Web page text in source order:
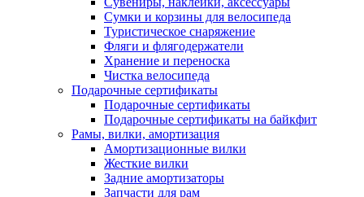
Сумки и корзины для велосипеда
Туристическое снаряжение
Фляги и флягодержатели
Хранение и переноска
Чистка велосипеда
Подарочные сертификаты
Подарочные сертификаты
Подарочные сертификаты на байкфит
Рамы, вилки, амортизация
Амортизационные вилки
Жесткие вилки
Задние амортизаторы
Запчасти для рам